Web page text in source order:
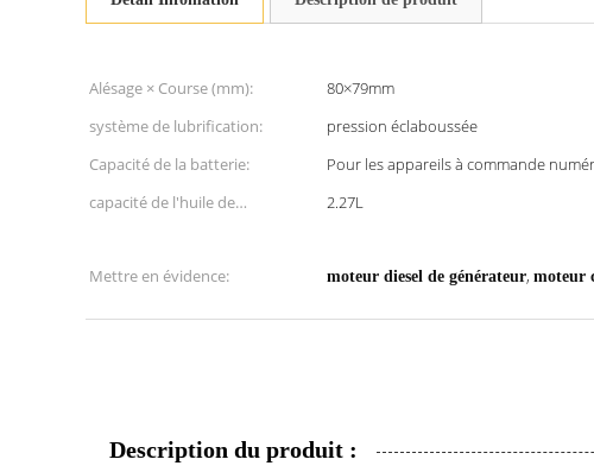
Alésage × Course (mm): 80×79mm
système de lubrification:
pression éclaboussée
Capacité de la batterie:
Pour les appareils à commande
capacité de l'huile de
2.27L
Mettre en évidence:
moteur diesel de générateur, moteur
Description du produit :